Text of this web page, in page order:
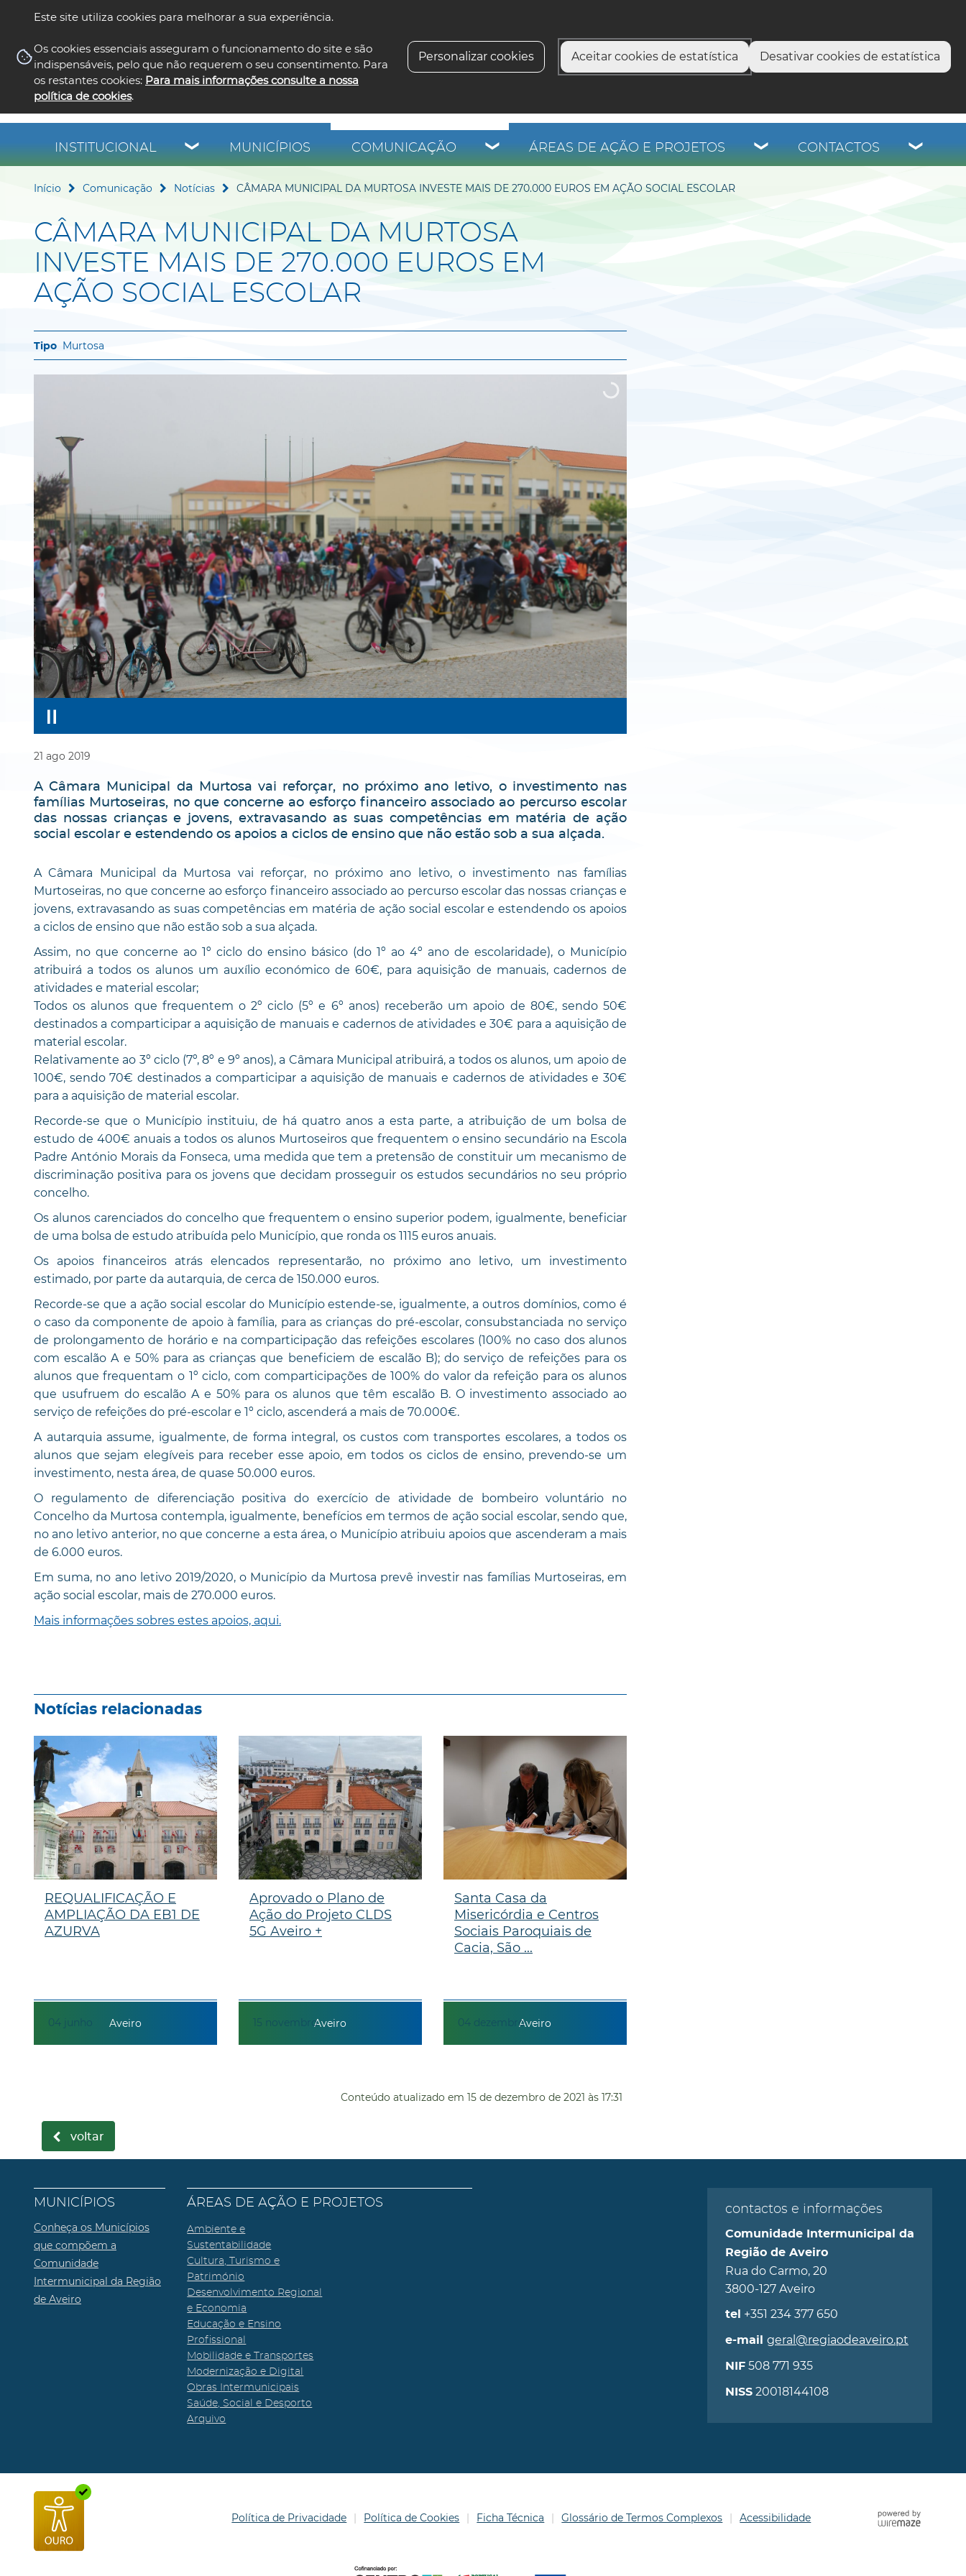
Este site utiliza cookies para melhorar a sua experiência.
Os cookies essenciais asseguram o funcionamento do site e são
indispensáveis, pelo que não requerem o seu consentimento. Para
os restantes cookies: Para mais informações consulte a nossa
política de cookies.
Personalizar cookies Aceitar cookies de estatística Desativar cookies de estatística
INSTITUCIONAL MUNICÍPIOS COMUNICAÇÃO ÁREAS DE AÇÃO E PROJETOS CONTACTOS
Início Comunicação Notícias CÂMARA MUNICIPAL DA MURTOSA INVESTE MAIS DE 270.000 EUROS EM AÇÃO SOCIAL ESCOLAR
CÂMARA MUNICIPAL DA MURTOSA
INVESTE MAIS DE 270.000 EUROS EM
AÇÃO SOCIAL ESCOLAR
Murtosa
21 ago 2019
A Câmara Municipal da Murtosa vai reforçar, no próximo ano letivo, o investimento nas
famílias Murtoseiras, no que concerne ao esforço financeiro associado ao percurso escolar
das nossas crianças e jovens, extravasando as suas competências em matéria de ação
social escolar e estendendo os apoios a ciclos de ensino que não estão sob a sua alçada.
A Câmara Municipal da Murtosa vai reforçar, no próximo ano letivo, o investimento nas famílias
Murtoseiras, no que concerne ao esforço financeiro associado ao percurso escolar das nossas crianças e
jovens, extravasando as suas competências em matéria de ação social escolar e estendendo os apoios
a ciclos de ensino que não estão sob a sua alçada.
Assim, no que concerne ao 1º ciclo do ensino básico (do 1º ao 4º ano de escolaridade), o Município
atribuirá a todos os alunos um auxílio económico de 60€, para aquisição de manuais, cadernos de
atividades e material escolar;
Todos os alunos que frequentem o 2º ciclo (5º e 6º anos) receberão um apoio de 80€, sendo 50€
destinados a comparticipar a aquisição de manuais e cadernos de atividades e 30€ para a aquisição de
material escolar.
Relativamente ao 3º ciclo (7º, 8º e 9º anos), a Câmara Municipal atribuirá, a todos os alunos, um apoio de
100€, sendo 70€ destinados a comparticipar a aquisição de manuais e cadernos de atividades e 30€
para a aquisição de material escolar.
Recorde-se que o Município instituiu, de há quatro anos a esta parte, a atribuição de um bolsa de
estudo de 400€ anuais a todos os alunos Murtoseiros que frequentem o ensino secundário na Escola
Padre António Morais da Fonseca, uma medida que tem a pretensão de constituir um mecanismo de
discriminação positiva para os jovens que decidam prosseguir os estudos secundários no seu próprio
concelho.
Os alunos carenciados do concelho que frequentem o ensino superior podem, igualmente, beneficiar
de uma bolsa de estudo atribuída pelo Município, que ronda os 1115 euros anuais.
Os apoios financeiros atrás elencados representarão, no próximo ano letivo, um investimento
estimado, por parte da autarquia, de cerca de 150.000 euros.
Recorde-se que a ação social escolar do Município estende-se, igualmente, a outros domínios, como é
o caso da componente de apoio à família, para as crianças do pré-escolar, consubstanciada no serviço
de prolongamento de horário e na comparticipação das refeições escolares (100% no caso dos alunos
com escalão A e 50% para as crianças que beneficiem de escalão B); do serviço de refeições para os
alunos que frequentam o 1º ciclo, com comparticipações de 100% do valor da refeição para os alunos
que usufruem do escalão A e 50% para os alunos que têm escalão B. O investimento associado ao
serviço de refeições do pré-escolar e 1º ciclo, ascenderá a mais de 70.000€.
A autarquia assume, igualmente, de forma integral, os custos com transportes escolares, a todos os
alunos que sejam elegíveis para receber esse apoio, em todos os ciclos de ensino, prevendo-se um
investimento, nesta área, de quase 50.000 euros.
O regulamento de diferenciação positiva do exercício de atividade de bombeiro voluntário no
Concelho da Murtosa contempla, igualmente, benefícios em termos de ação social escolar, sendo que,
no ano letivo anterior, no que concerne a esta área, o Município atribuiu apoios que ascenderam a mais
de 6.000 euros.
Em suma, no ano letivo 2019/2020, o Município da Murtosa prevê investir nas famílias Murtoseiras, em
ação social escolar, mais de 270.000 euros.
Mais informações sobres estes apoios, aqui.
Notícias relacionadas
04 junho
REQUALIFICAÇÃO E
AMPLIAÇÃO DA EB1 DE
AZURVA
Aveiro 15 novembro
Aprovado o Plano de
Ação do Projeto CLDS
5G Aveiro +
Aveiro 04 dezembro
Santa Casa da
Misericórdia e Centros
Sociais Paroquiais de
Cacia, São ...
Aveiro
Conteúdo atualizado em 15 de dezembro de 2021 às 17:31
voltar
MUNICÍPIOS
Conheça os Municípios
que compõem a
Comunidade
Intermunicipal da Região
de Aveiro
ÁREAS DE AÇÃO E PROJETOS
Ambiente e
Sustentabilidade
Cultura, Turismo e
Património
Desenvolvimento Regional
e Economia
Educação e Ensino
Profissional
Mobilidade e Transportes
Modernização e Digital
Obras Intermunicipais
Saúde, Social e Desporto
Arquivo
contactos e informações
Comunidade Intermunicipal da
Região de Aveiro
Rua do Carmo, 20
3800-127 Aveiro
tel +351 234 377 650
e-mail geral@regiaodeaveiro.pt
NIF508 771 935
NISS20018144108
Política de Privacidade Política de Cookies Ficha Técnica Glossário de Termos Complexos Acessibilidade